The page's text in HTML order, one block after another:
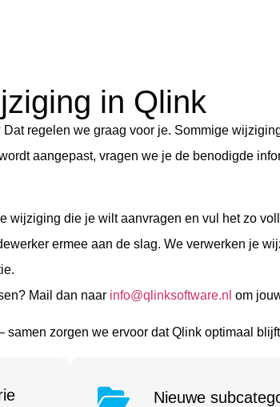
in Qlink
regelen we graag voor je. Sommige
aangepast, vragen we je de benodigde
wijziging die je wilt aanvragen en vul het zo
ermee aan de slag. We verwerken je
Mail dan naar info@qlinksoftware.nl om
samen zorgen we ervoor dat Qlink optimaal
Nieuwe